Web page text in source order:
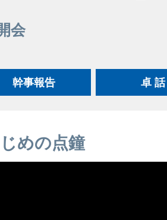
会
幹事報告 卓 話
めの点鐘